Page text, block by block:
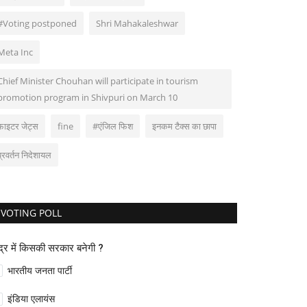
postponed Shri Mahakaleshwar
Inc
Minister Chouhan will participate in tourism
program in Shivpuri on March 10
जेट्स fine #एंजिल फिश इनकम टैक्स का छापा
निदेशायल
VOTING POLL
में किसकी सरकार बनेगी ?
भारतीय जनता पार्टी
इंडिया एलायंस